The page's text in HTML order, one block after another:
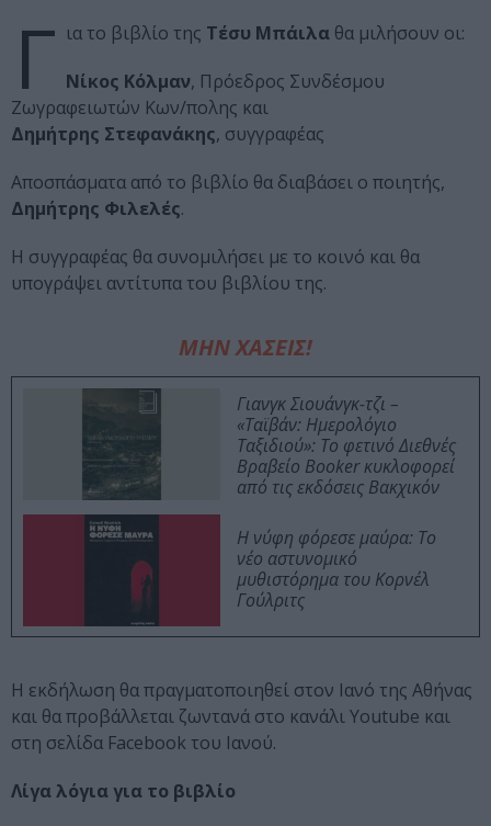
Γ ια το βιβλίο της Τέσυ Μπάιλα θα μιλήσουν οι:
Νίκος Κόλμαν, Πρόεδρος Συνδέσμου
Ζωγραφειωτών Κων/πολης και
Δημήτρης Στεφανάκης, συγγραφέας
Αποσπάσματα από το βιβλίο θα διαβάσει ο ποιητής,
Δημήτρης Φιλελές.
Η συγγραφέας θα συνομιλήσει με το κοινό και θα
υπογράψει αντίτυπα του βιβλίου της.
ΜΗΝ ΧΑΣΕΙΣ!
Γιανγκ Σιουάνγκ-τζι –
«Ταϊβάν: Ημερολόγιο
Ταξιδιού»: Το φετινό Διεθνές
Βραβείο Booker κυκλοφορεί
από τις εκδόσεις Βακχικόν
Η νύφη φόρεσε μαύρα: Το
νέο αστυνομικό
μυθιστόρημα του Κορνέλ
Γούλριτς
Η εκδήλωση θα πραγματοποιηθεί στον Ιανό της Αθήνας
και θα προβάλλεται ζωντανά στο κανάλι Youtube και
στη σελίδα Facebook του Ιανού.
Λίγα λόγια για το βιβλίο